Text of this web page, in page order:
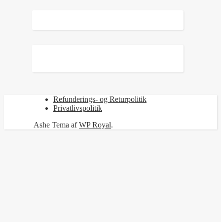
Refunderings- og Returpolitik
Privatlivspolitik
Ashe Tema afWP Royal.